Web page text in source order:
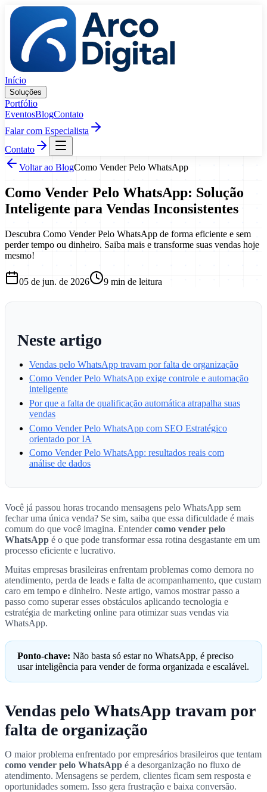
Pular para o conteúdo
Início
Soluções
Portfólio
EventosBlogContato
Falar com Especialista
Contato
Voltar ao BlogComo Vender Pelo WhatsApp
Como Vender Pelo WhatsApp: Solução
Inteligente para Vendas Inconsistentes
Descubra Como Vender Pelo WhatsApp de forma eficiente e sem
perder tempo ou dinheiro. Saiba mais e transforme suas vendas hoje
mesmo!
05 de jun. de 2026 9 min de leitura
Neste artigo
Vendas pelo WhatsApp travam por falta de organização
Como Vender Pelo WhatsApp exige controle e automação
inteligente
Por que a falta de qualificação automática atrapalha suas
vendas
Como Vender Pelo WhatsApp com SEO Estratégico
orientado por IA
Como Vender Pelo WhatsApp: resultados reais com
análise de dados
Você já passou horas trocando mensagens pelo WhatsApp sem
fechar uma única venda? Se sim, saiba que essa dificuldade é mais
comum do que você imagina. Entendercomo vender pelo
WhatsApp é o que pode transformar essa rotina desgastante em um
processo eficiente e lucrativo.
Muitas empresas brasileiras enfrentam problemas como demora no
atendimento, perda de leads e falta de acompanhamento, que custam
caro em tempo e dinheiro. Neste artigo, vamos mostrar passo a
passo como superar esses obstáculos aplicando tecnologia e
estratégia de marketing online para otimizar suas vendas via
WhatsApp.
Ponto-chave: Não basta só estar no WhatsApp, é preciso
usar inteligência para vender de forma organizada e escalável.
Vendas pelo WhatsApp travam por
falta de organização
O maior problema enfrentado por empresários brasileiros que tentam
como vender pelo WhatsApp é a desorganização no fluxo de
atendimento. Mensagens se perdem, clientes ficam sem resposta e
oportunidades somem. Isso gera frustração e baixa conversão.